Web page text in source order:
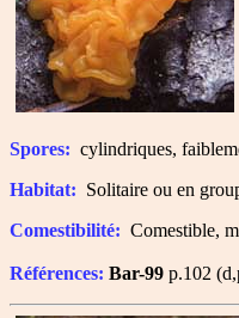
Spores: cylindriques,
Habitat: Solitaire ou en
Comestibilité: Comestible,
Références: Bar-99 p.102